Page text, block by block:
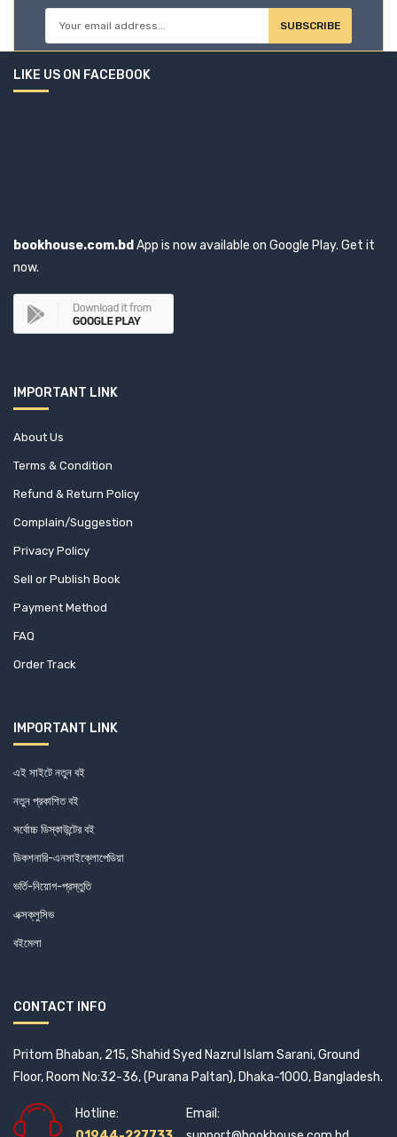
SUBSCRIBE
LIKE US ON FACEBOOK
bookhouse.com.bd App is now available on Google Play. Get it
now.
IMPORTANT LINK
About Us
Terms & Condition
Refund & Return Policy
Complain/Suggestion
Privacy Policy
Sell or Publish Book
Payment Method
FAQ
Order Track
IMPORTANT LINK
এই সাইটে নতুন বই
নতুন প্রকাশিত বই
সর্বোচ্চ ডিস্কাউন্টের বই
ডিকশনারি-এনসাইক্লোপেডিয়া
ভর্তি-নিয়োগ-প্রস্তুতি
এক্সক্লুসিভ
বইমেলা
CONTACT INFO
Pritom Bhaban, 215, Shahid Syed Nazrul Islam Sarani, Ground
Floor, Room No:32-36, (Purana Paltan), Dhaka-1000, Bangladesh.
Hotline:
Email: